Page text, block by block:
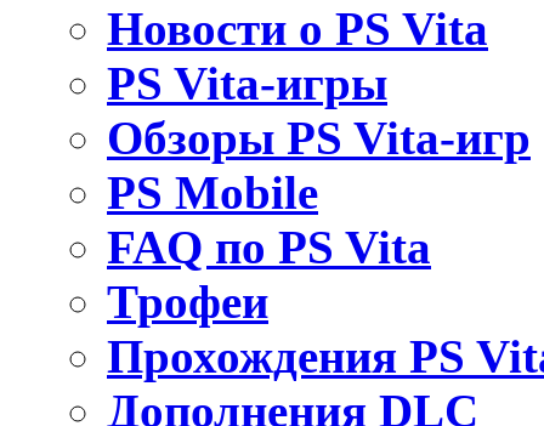
Новости о PS Vita
PS Vita-игры
Обзоры PS Vita-игр
PS Mobile
FAQ по PS Vita
Трофеи
Прохождения PS
Дополнения DLC